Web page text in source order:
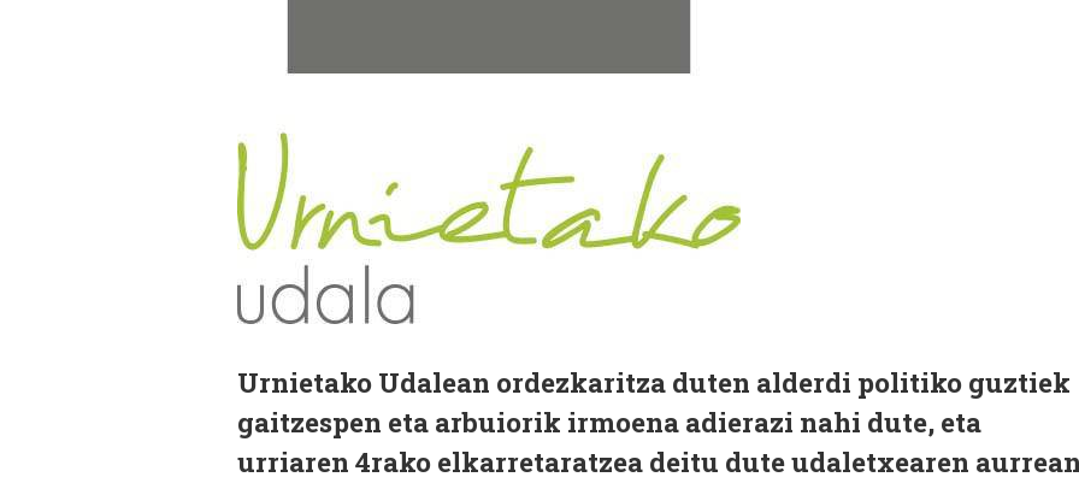
Urnietako Udalean ordezkaritza duten alderdi politiko guztiek
gaitzespen eta arbuiorik irmoena adierazi nahi dute, eta
urriaren 4rako elkarretaratzea deitu dute udaletxearen